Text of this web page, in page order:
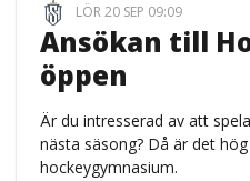
LÖR 20 SEP 09:09
Ansökan till
öppen
Är du intresserad av att
nästa säsong? Då är det
hockeygymnasium.